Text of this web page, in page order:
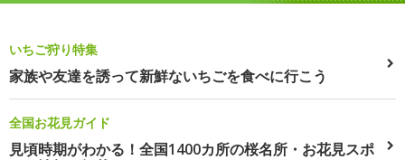
いちご狩り特集
家族や友達を誘って新鮮ないちごを食べに行こう
全国お花見ガイド
見頃時期がわかる！全国1400カ所の桜名所・お花見スポ